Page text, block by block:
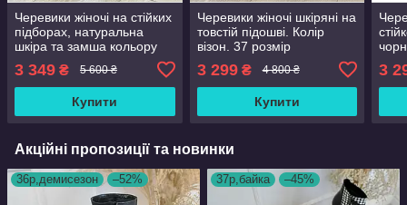
Черевики жіночі на стійких
підборах, натуральна
шкіра та замша кольору
3 349 ₴ 5 600 ₴
Купити
Черевики жіночі шкіряні на
товстій підошві. Колір
візон. 37 розмір
3 299₴ 4 800 ₴
Купити
3
Акційні пропозиції та новинки
36р,демисезон –52% 37р,байка –45%